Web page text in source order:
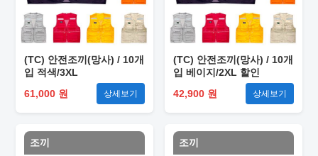
(TC) 안전조끼(망사) / 10개
입 적색/3XL
61,000 원
상세보기
(TC) 안전조끼(망사) / 10개
입 베이지/2XL 할인
42,900 원
상세보기
조끼 조끼